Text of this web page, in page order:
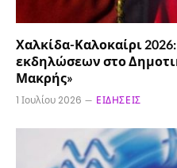
Χαλκίδα-Καλοκαίρι
εκδηλώσεων στο
Μακρής»
1 Ιουλίου 2026 ΕΙΔΉΣΕΙΣ